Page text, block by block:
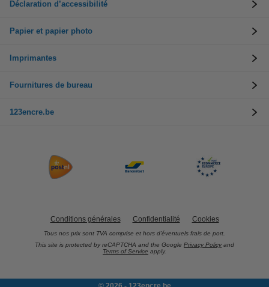
Déclaration d’accessibilité
Papier et papier photo
Imprimantes
Fournitures de bureau
123encre.be
Conditions générales Confidentialité Cookies
Tous nos prix sont TVA comprise et hors d’éventuels frais de port.
This site is protected by reCAPTCHA and the Google Privacy Policy and
Terms of Service apply.